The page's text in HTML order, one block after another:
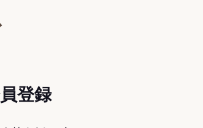
登録